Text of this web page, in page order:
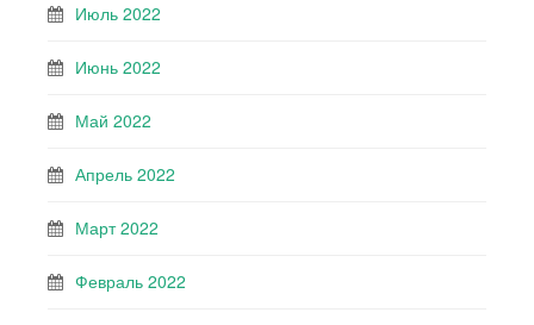
Июль 2022
Июнь 2022
Май 2022
Апрель 2022
Март 2022
Февраль 2022